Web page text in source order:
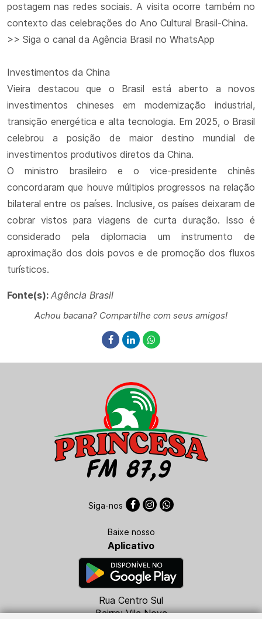
postagem nas redes sociais. A visita ocorre também no
contexto das celebrações do Ano Cultural Brasil-China.
>> Siga o canal da Agência Brasil no WhatsApp
Investimentos da China
Vieira destacou que o Brasil está aberto a novos
investimentos chineses em modernização industrial,
transição energética e alta tecnologia. Em 2025, o Brasil
celebrou a posição de maior destino mundial de
investimentos produtivos diretos da China.
O ministro brasileiro e o vice-presidente chinês
concordaram que houve múltiplos progressos na relação
bilateral entre os países. Inclusive, os países deixaram de
cobrar vistos para viagens de curta duração. Isso é
considerado pela diplomacia um instrumento de
aproximação dos dois povos e de promoção dos fluxos
turísticos.
Fonte(s): Agência Brasil
Achou bacana? Compartilhe com seus amigos!
Rua Centro Sul
Bairro: Vila Nova
Siga-nos
Baixe nosso
Aplicativo